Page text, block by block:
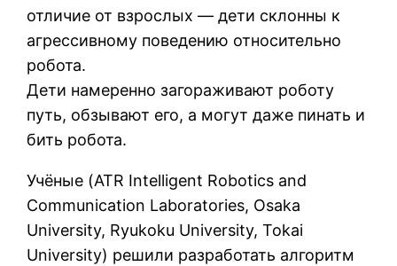
отличие от взрослых — дети склонны к
агрессивному поведению относительно
робота.
Дети намеренно загораживают роботу
путь, обзывают его, а могут даже пинать и
бить робота.
Учёные (ATR Intelligent Robotics and
Communication Laboratories, Osaka
University, Ryukoku University, Tokai
University) решили разработать алгоритм